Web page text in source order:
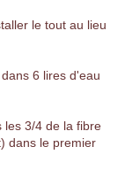
le tout au lieu
6 lires d'eau
les 3/4 de la fibre
dans le premier